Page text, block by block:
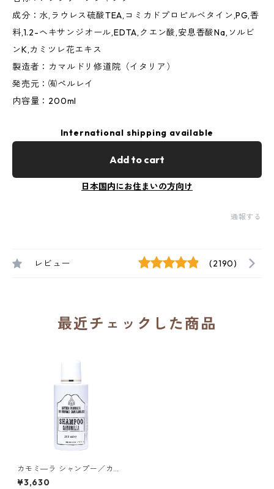
成分：水,ラウレス硫酸TEA,コミカドプロピルベタイン,PG,香
料,1.2-ヘキサンジオール,EDTA,クエン酸,安息香酸Na,ソルビ
ンK,カミツレ花エキス
製造者：カマルドリ修道院（イタリア）
発売元：㈲ペルレイ
内容量：200ml
International shipping available
Add to cart
日本国内にお住まいの方向け
通報する
レビュー (2190)
最近チェックした商品
カモミ―ラ シャンプー／カマ
ルドリ修道院（イタリア）
¥3,630